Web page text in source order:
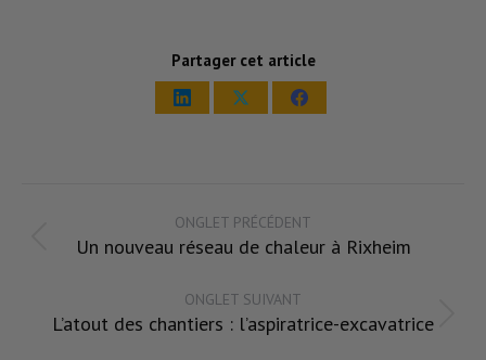
Partager cet article
Share
Share
Share
ONGLET PRÉCÉDENT
Onglet
Un nouveau réseau de chaleur à Rixheim
ONGLET SUIVANT
Onglet
L’atout des chantiers : l’aspiratrice-excavatrice